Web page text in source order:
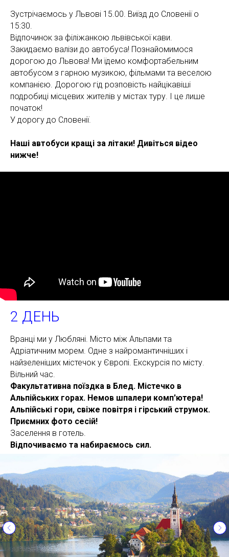
Зустрічаємось у Львові 15.00. Виїзд до Словенії о
15:30.
Відпочинок за філіжанкою львівської кави.
Закидаємо валізи до автобуса! Познайомимося
дорогою до Львова! Ми їдемо комфортабельним
автобусом з гарною музикою, фільмами та веселою
компанією. Дорогою гід розповість найцікавіші
подробиці місцевих жителів у містах туру. І це лише
початок!
У дорогу до Словенії.
Наші автобуси кращі за літаки! Дивіться відео
нижче!
2 ДЕНЬ
Вранці ми у Любляні. Місто між Альпами та
Адріатичним морем. Одне з найромантичніших і
найзеленіших містечок у Європі. Екскурсія по місту.
Вільний час.
Факультативна поїздка в Блед. Містечко в
Альпійських горах. Немов шпалери комп'ютера!
Альпійські гори, свіже повітря і гірський струмок.
Приємних фото сесій!
Заселення в готель.
Відпочиваємо та набираємось сил.